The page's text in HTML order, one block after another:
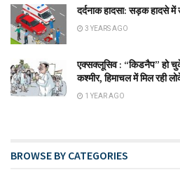
दर्दनाक हादसा: सड़क हादसे में
3 YEARS AGO
एक्सक्लूसिव : “किडनैप” हो
कश्मीर, हिमाचल में मिल रही
1 YEAR AGO
BROWSE BY CATEGORIES